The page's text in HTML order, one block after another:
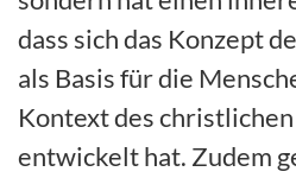
dass sich das Konzept
als Basis für die
Kontext des
entwickelt hat. Zudem